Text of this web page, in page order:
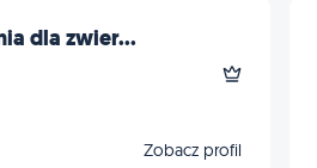
dla zwier...
Zobacz profil